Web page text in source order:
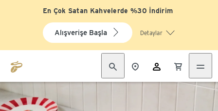
En Çok Satan Kahvelerde %30 İndirim
Alışverişe Başla Detaylar